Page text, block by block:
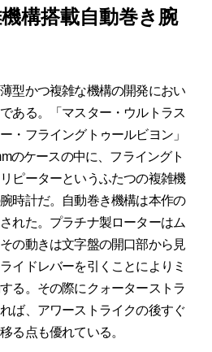
構搭載自動巻き腕
型かつ複雑な機構の開発におい
ある。「マスター・ウルトラス
・フライングトゥールビヨン」
のケースの中に、フライングト
ピーターというふたつの複雑機
時計だ。自動巻き機構は本作の
れた。プラチナ製ローターはム
の動きは文字盤の開口部から見
イドレバーを引くことによりミ
る。その際にクォーターストラ
ば、アワーストライクの後すぐ
る点も優れている。